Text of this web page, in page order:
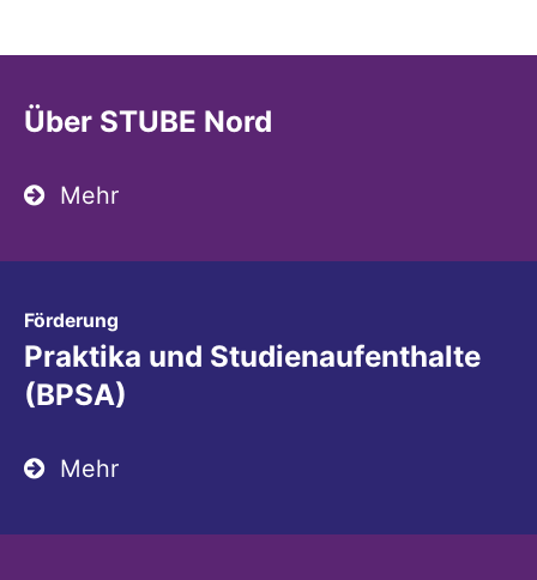
Über STUBE Nord
Mehr
Förderung
Praktika und Studienaufenthalte
(BPSA)
Mehr